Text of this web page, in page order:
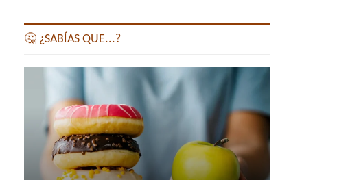
🤔 ¿SABÍAS QUE...?